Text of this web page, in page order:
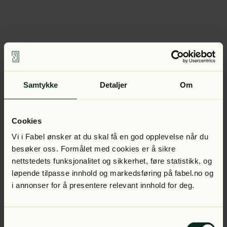
Samtykke Detaljer Om
Cookies
Vi i Fabel ønsker at du skal få en god opplevelse når du
besøker oss. Formålet med cookies er å sikre
nettstedets funksjonalitet og sikkerhet, føre statistikk, og
løpende tilpasse innhold og markedsføring på fabel.no og
i annonser for å presentere relevant innhold for deg.